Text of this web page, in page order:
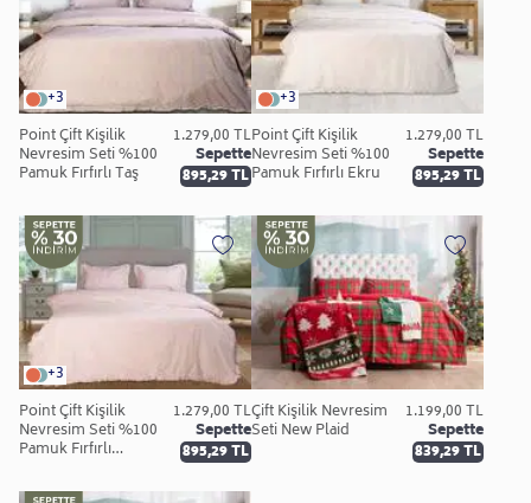
+3
Point Çift Kişilik
Nevresim Seti %100
Pamuk Fırfırlı Taş
1.279,00 TL
Sepette
895,29 TL
+3
Point Çift Kişilik
Nevresim Seti %100
Pamuk Fırfırlı Ekru
1.279,00 TL
Sepette
895,29 TL
+3
Point Çift Kişilik
Nevresim Seti %100
Pamuk Fırfırlı
1.279,00 TL
Sepette
895,29 TL
Çift Kişilik Nevresim
Seti New Plaid
1.199,00 TL
Sepette
839,29 TL